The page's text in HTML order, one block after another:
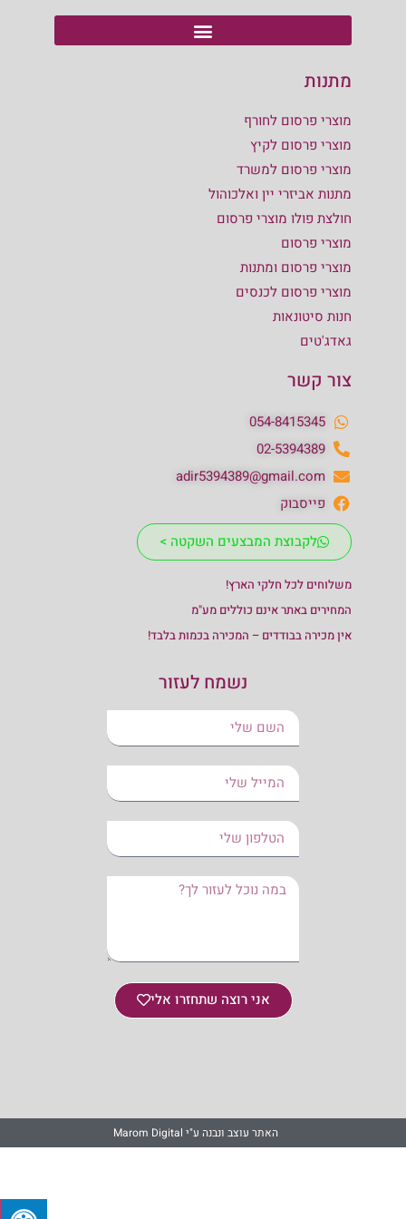
מתנות
מוצרי פרסום לחורף
מוצרי פרסום לקיץ
מוצרי פרסום למשרד
מתנות אביזרי יין ואלכוהול
חולצת פולו מוצרי פרסום
מוצרי פרסום
מוצרי פרסום ומתנות
מוצרי פרסום לכנסים
חנות סיטונאות
גאדג'טים
צור קשר
054-8415345
02-5394389
adir5394389@gmail.com
פייסבוק
לקבוצת המבצעים השקטה >
משלוחים לכל חלקי הארץ!
המחירים באתר אינם כוללים מע"מ
אין מכירה בבודדים – המכירה בכמות בלבד!
נשמח לעזור
אני רוצה שתחזרו אלי
האתר עוצב ונבנה ע"י Marom Digital